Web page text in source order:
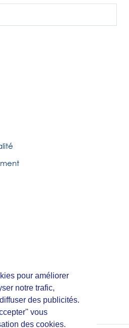
pour améliorer
notre trafic,
des publicités.
vous
des cookies.
pour améliorer
notre trafic,
des publicités.
vous
des cookies.
et Cie.
Third Party Studio